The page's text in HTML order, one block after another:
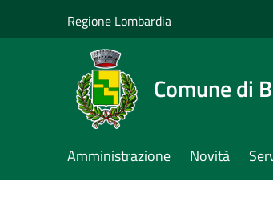
Regione Lombardia
Comune di
Amministrazione Novità